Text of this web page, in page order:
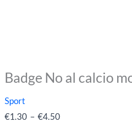
Badge No al calcio
Sport
€1.30 – €4.50
Plage
quantité
Badge